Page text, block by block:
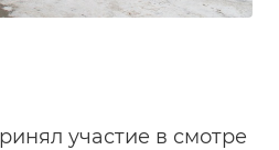
участие в смотре